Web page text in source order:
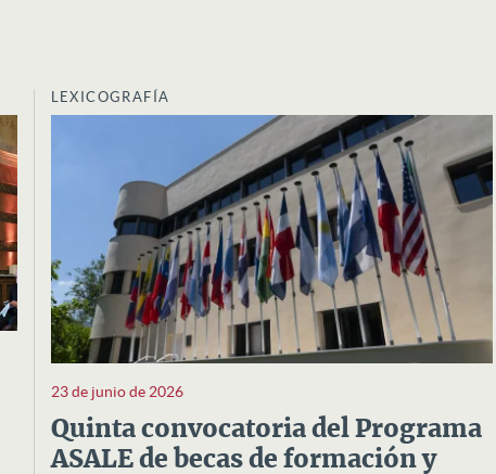
LEXICOGRAFÍA
23 de junio de 2026
Quinta convocatoria del Programa
ASALE de becas de formación y